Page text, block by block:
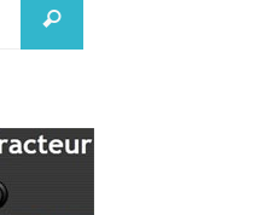
Recherche